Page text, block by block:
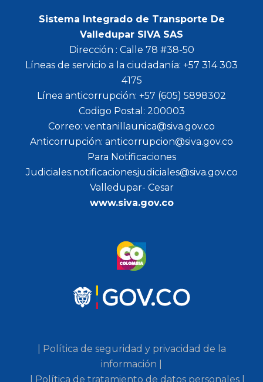
Sistema Integrado de Transporte De
Valledupar SIVA SAS
Dirección : Calle 78 #38-50
Líneas de servicio a la ciudadanía: +57 314 303
4175
Línea anticorrupción: +57 (605) 5898302
Codigo Postal: 200003
Correo: ventanillaunica@siva.gov.co
Anticorrupción: anticorrupcion@siva.gov.co
Para Notificaciones
Judiciales:notificacionesjudiciales@siva.gov.co
Valledupar- Cesar
www.siva.gov.co
| Política de seguridad y privacidad de la
información |
| Política de tratamiento de datos personales |